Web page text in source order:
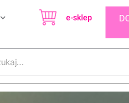
e-sklep